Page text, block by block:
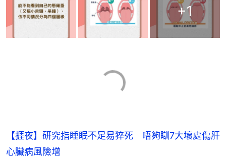
+1
【捱夜】研究指睡眠不足易猝死 唔夠瞓7大壞處傷肝
心臟病風險增